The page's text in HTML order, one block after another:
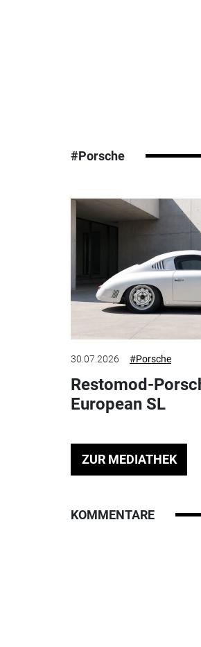
#Porsche
30.07.2026 #Porsche
Restomod-
European SL
ZUR MEDIATHEK
KOMMENTARE